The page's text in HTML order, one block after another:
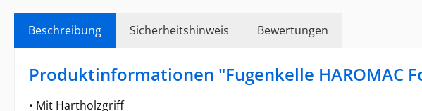
Beschreibung Sicherheitshinweis Bewertungen
Produktinformationen "Fugenkelle HAROMAC
• Mit Hartholzgriff